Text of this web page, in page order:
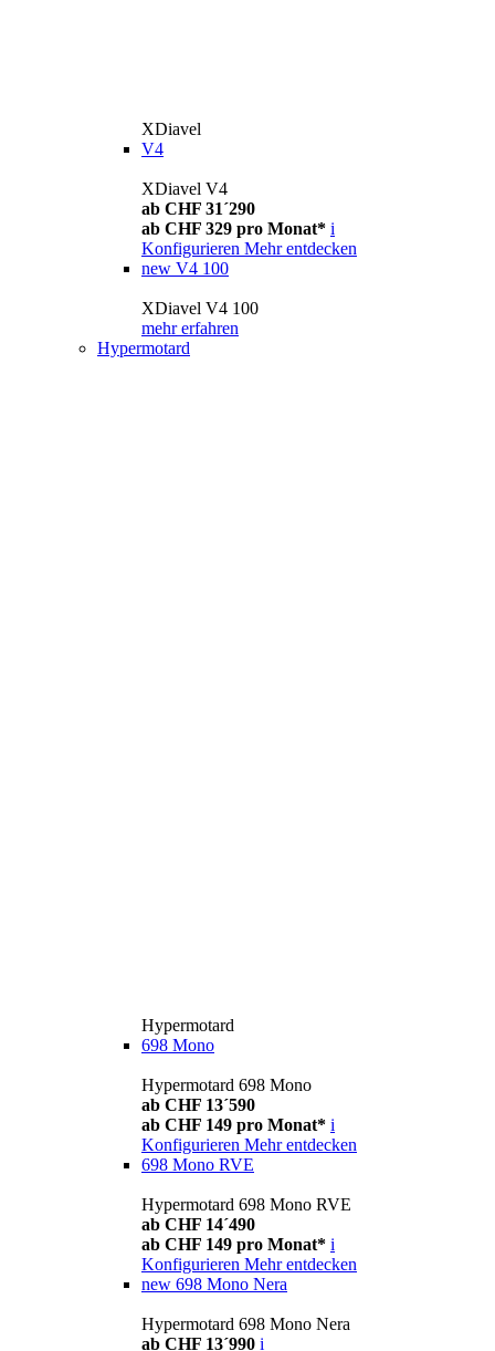
XDiavel
V4
XDiavel V4
ab CHF 31´290
ab CHF 329 pro Monat* i
Konfigurieren Mehr entdecken
new V4 100
XDiavel V4 100
mehr erfahren
Hypermotard
Hypermotard
698 Mono
Hypermotard 698 Mono
ab CHF 13´590
ab CHF 149 pro Monat* i
Konfigurieren Mehr entdecken
698 Mono RVE
Hypermotard 698 Mono RVE
ab CHF 14´490
ab CHF 149 pro Monat* i
Konfigurieren Mehr entdecken
new 698 Mono Nera
Hypermotard 698 Mono Nera
ab CHF 13´990 i